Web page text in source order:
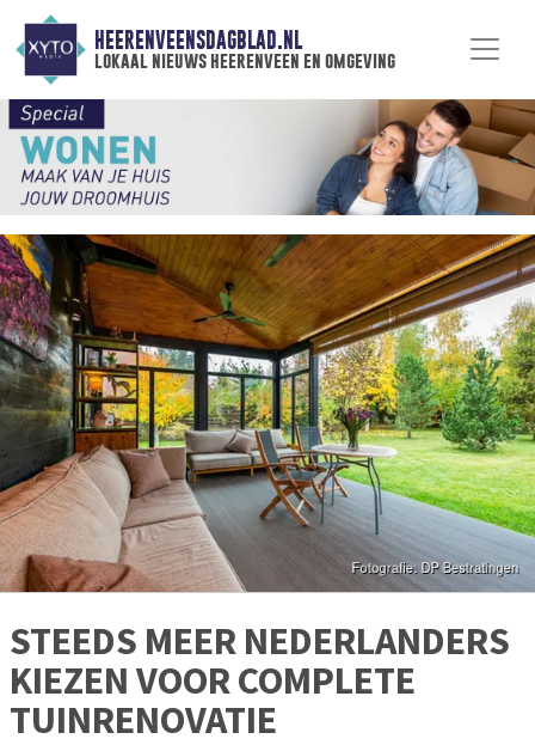
HEERENVEENSDAGBLAD.NL
lokaal nieuws heerenveen en omgeving
STEEDS MEER NEDERLANDERS
KIEZEN VOOR COMPLETE
TUINRENOVATIE